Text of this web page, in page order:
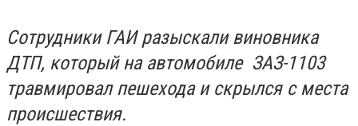
Сотрудники ГАИ разыскали виновника
ДТП, который на автомобиле ЗАЗ-1103
травмировал пешехода и скрылся с места
происшествия.